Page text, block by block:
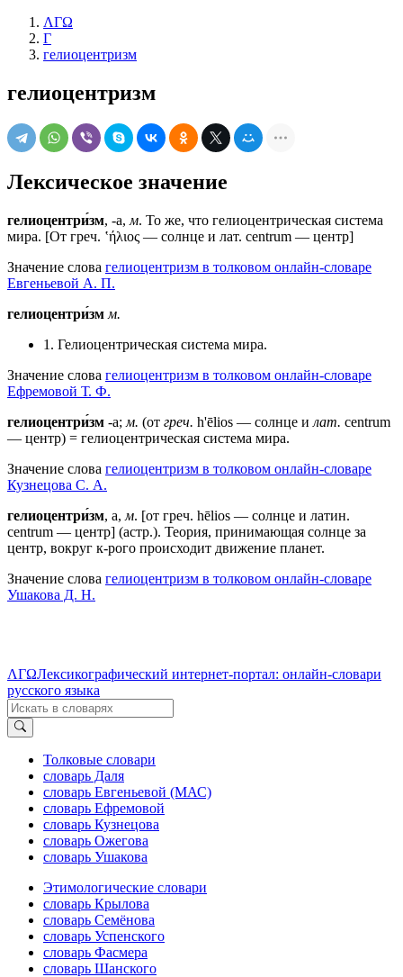
ΛΓΩ
Г
гелиоцентризм
гелиоцентризм
Лексическое значение
гелиоцентри́зм, -а, м. То же, что гелиоцентрическая система
мира. [От греч. ‛ήλιος — солнце и лат. centrum — центр]
Значение слова гелиоцентризм в толковом онлайн-словаре
Евгеньевой А. П.
гелиоцентри́зм м.
1. Гелиоцентрическая система мира.
Значение слова гелиоцентризм в толковом онлайн-словаре
Ефремовой Т. Ф.
гелиоцентри́зм -а; м. (от греч. h'ēlios — солнце и лат. centrum
— центр) = гелиоцентрическая система мира.
Значение слова гелиоцентризм в толковом онлайн-словаре
Кузнецова С. А.
гелиоцентри́зм, а, м. [от греч. hēlios — солнце и латин.
centrum — центр] (астр.). Теория, принимающая солнце за
центр, вокруг к-рого происходит движение планет.
Значение слова гелиоцентризм в толковом онлайн-словаре
Ушакова Д. Н.
ΛΓΩЛексикографический интернет-портал: онлайн-словари
русского языка
Толковые словари
словарь Даля
словарь Евгеньевой (МАС)
словарь Ефремовой
словарь Кузнецова
словарь Ожегова
словарь Ушакова
Этимологические словари
словарь Крылова
словарь Семёнова
словарь Успенского
словарь Фасмера
словарь Шанского